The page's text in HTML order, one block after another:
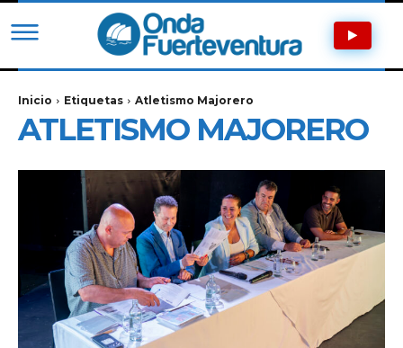
Inicio Etiquetas Atletismo Majorero
ATLETISMO MAJORERO